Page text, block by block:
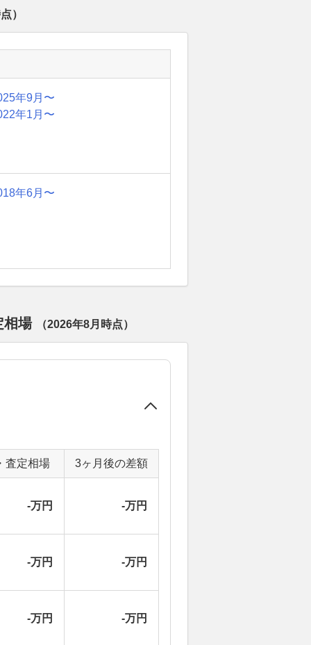
）
年9月〜
年1月〜
年6月〜
相場 （2026年8月 時点）
査定相場 3ヶ月後の差額
-万円 -万円
-万円 -万円
-万円 -万円